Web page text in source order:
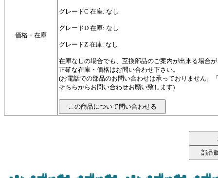
価格・在庫
グレードC 在庫: なし
グレードD 在庫: なし
グレードZ 在庫: なし
在庫なしの場合でも、互換部品のご案内が出来る場合
正確な在庫・価格はお問い合わせ下さい。
(お電話での部品のお問い合わせは承っておりません。
そちらからお問い合わせお願い致します)